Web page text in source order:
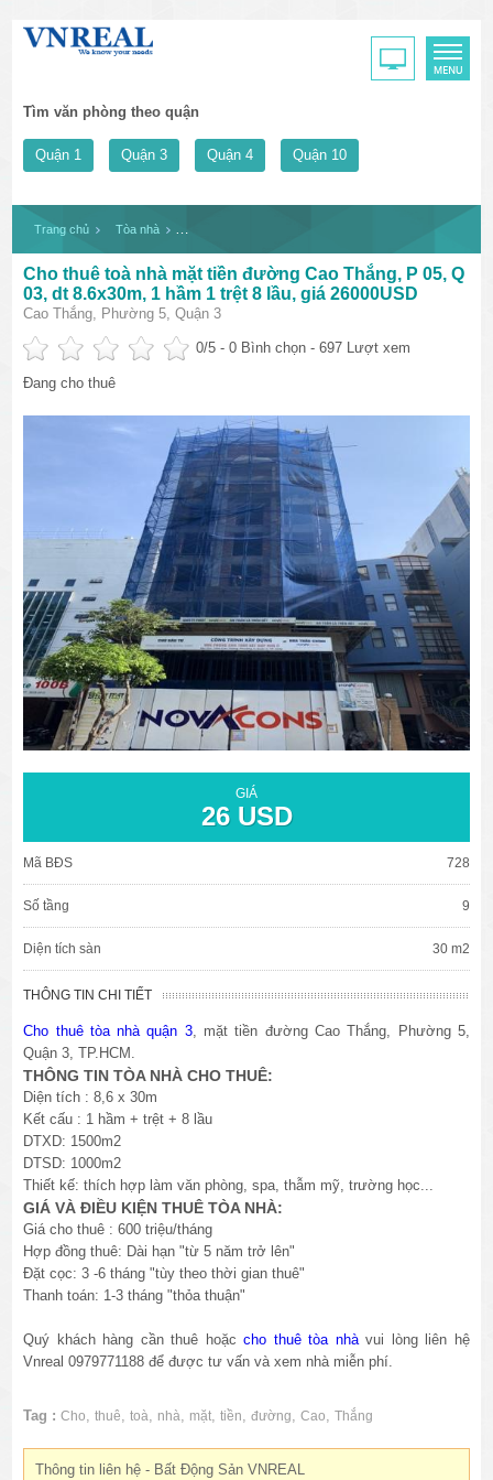
Tìm văn phòng theo quận
Quận 1 Quận 3 Quận 4 Quận 10
Trang chủ Tòa nhà
Cho thuê toà nhà mặt tiền đường Cao Thắng, P 05, Q
03, dt 8.6x30m, 1 hầm 1 trệt 8 lầu, giá 26000USD
Cao Thắng, Phường 5, Quận 3
0/5 -0 Bình chọn - 697 Lượt xem
Đang cho thuê
GIÁ
26 USD
Mã BĐS 728
Số tầng 9
Diện tích sàn 30 m2
THÔNG TIN CHI TIẾT
Cho thuê tòa nhà quận 3, mặt tiền đường Cao Thắng, Phường 5,
Quận 3, TP.HCM.
THÔNG TIN TÒA NHÀ CHO THUÊ:
Diện tích : 8,6 x 30m
Kết cấu : 1 hầm + trệt + 8 lầu
DTXD: 1500m2
DTSD: 1000m2
Thiết kế: thích hợp làm văn phòng, spa, thẫm mỹ, trường học...
GIÁ VÀ ĐIỀU KIỆN THUÊ TÒA NHÀ:
Giá cho thuê : 600 triệu/tháng
Hợp đồng thuê: Dài hạn "từ 5 năm trở lên"
Đặt cọc: 3 -6 tháng "tùy theo thời gian thuê"
Thanh toán: 1-3 tháng "thỏa thuận"
Quý khách hàng cần thuê hoặccho thuê tòa nhàvui lòng liên hệ
Vnreal 0979771188 để được tư vấn và xem nhà miễn phí.
Tag : Cho,thuê,toà, nhà, mặt,tiền,đường,Cao,Thắng
Thông tin liên hệ - Bất Động Sản VNREAL
văn phòng cho thuê quận 3
văn phòng quận 1
văn phòng quận 3
cao ốc văn phòng quận 1
cao ốc văn phòng quận 3